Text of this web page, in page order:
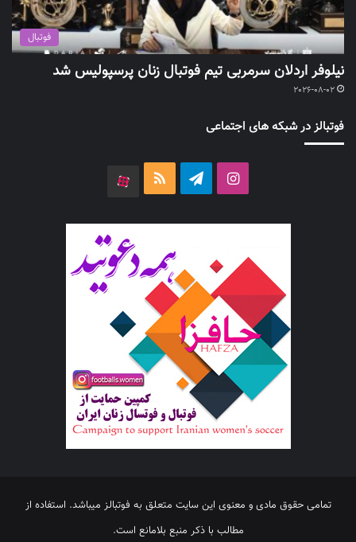
فوتبال
نیلوفر اردلان سرمربی تیم فوتبال زنان پرسپولیس شد
2026-08-02
فوتبالز در شبکه های اجتماعی
اینستاگرامتلگرام خوراک
تمامی حقوق مادی و معنوی این سایت متعلق به فوتبالز میباشد. استفاده از
مطالب با ذکر منبع بلامانع است.